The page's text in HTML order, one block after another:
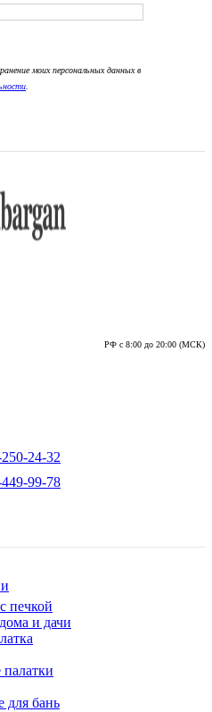
моих персональных данных в
РФ с 8:00 до 20:00 (МСК)
24-32
99-78
печкой
и дачи
бань